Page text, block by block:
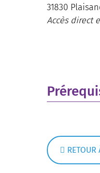
31830
Accès direct
RETOUR